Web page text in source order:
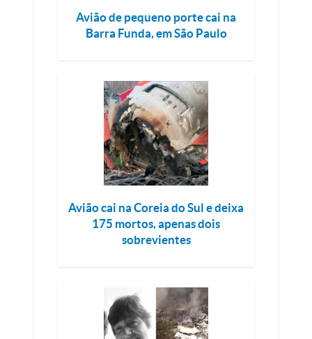
Avião de pequeno porte cai na
Barra Funda, em São Paulo
Avião cai na Coreia do Sul e deixa
175 mortos, apenas dois
sobrevientes